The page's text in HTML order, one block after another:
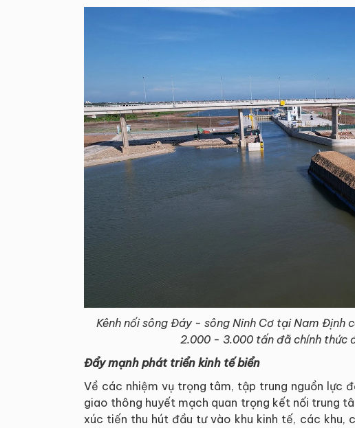
Kênh nối sông Đáy - sông Ninh Cơ tại Nam
2.000 - 3.000 tấn đã chính thức
Đẩy mạnh phát triển kinh tế biển
Về các nhiệm vụ trọng tâm, tập trung nguồn lực
giao thông huyết mạch quan trọng kết nối trung
xúc tiến thu hút đầu tư vào khu kinh tế, các khu,